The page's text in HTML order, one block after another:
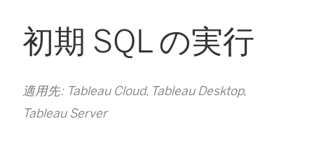
初期 SQL の実行
適用先: Tableau Cloud, Tableau Desktop,
Tableau Server